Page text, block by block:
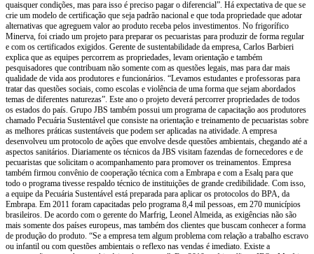
quaisquer condições, mas para isso é preciso pagar o diferencial”. Há expectativa de que se
crie um modelo de certificação que seja padrão nacional e que toda propriedade que adotar
alternativas que agreguem valor ao produto receba pelos investimentos. No frigorífico
Minerva, foi criado um projeto para preparar os pecuaristas para produzir de forma regular
e com os certificados exigidos. Gerente de sustentabilidade da empresa, Carlos Barbieri
explica que as equipes percorrem as propriedades, levam orientação e também
pesquisadores que contribuam não somente com as questões legais, mas para dar mais
qualidade de vida aos produtores e funcionários. “Levamos estudantes e professoras para
tratar das questões sociais, como escolas e violência de uma forma que sejam abordados
temas de diferentes naturezas”. Este ano o projeto deverá percorrer propriedades de todos
os estados do país. Grupo JBS também possui um programa de capacitação aos produtores
chamado Pecuária Sustentável que consiste na orientação e treinamento de pecuaristas sobre
as melhores práticas sustentáveis que podem ser aplicadas na atividade. A empresa
desenvolveu um protocolo de ações que envolve desde questões ambientais, chegando até a
aspectos sanitários. Diariamente os técnicos da JBS visitam fazendas de fornecedores e de
pecuaristas que solicitam o acompanhamento para promover os treinamentos. Empresa
também firmou convênio de cooperação técnica com a Embrapa e com a Esalq para que
todo o programa tivesse respaldo técnico de instituições de grande credibilidade. Com isso,
a equipe da Pecuária Sustentável está preparada para aplicar os protocolos do BPA, da
Embrapa. Em 2011 foram capacitadas pelo programa 8,4 mil pessoas, em 270 municípios
brasileiros. De acordo com o gerente do Marfrig, Leonel Almeida, as exigências não são
mais somente dos países europeus, mas também dos clientes que buscam conhecer a forma
de produção do produto. “Se a empresa tem algum problema com relação a trabalho escravo
ou infantil ou com questões ambientais o reflexo nas vendas é imediato. Existe a